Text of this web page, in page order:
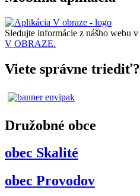
Sledujte informácie z nášho webu v
V OBRAZE.
Viete správne triediť?
Družobné obce
obec Skalité
obec Provodov